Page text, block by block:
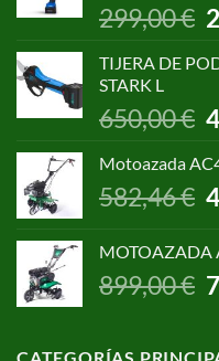
299,00€ El
TIJERA DE
STARK L
650,00€
El
Motoazada
582,46€
El
MOTOAZADA
899,00€ El